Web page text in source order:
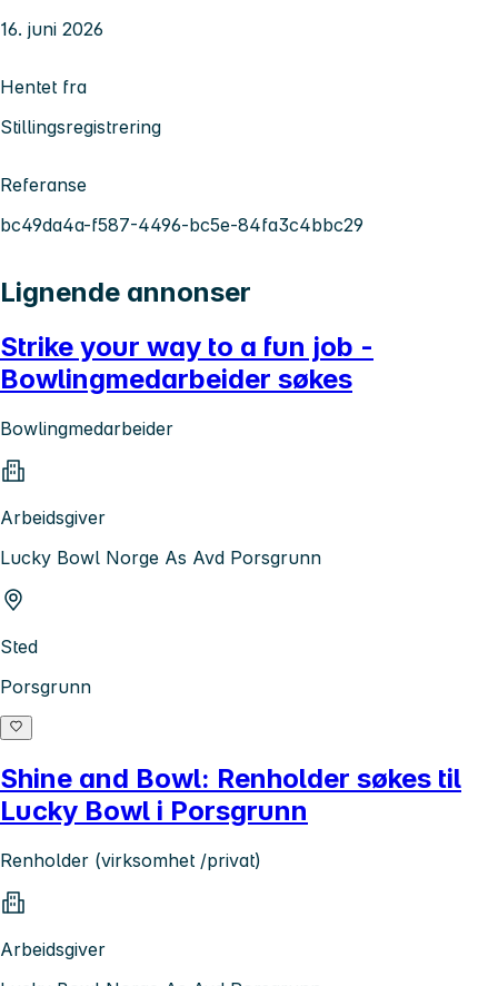
16. juni 2026
Hentet fra
Stillingsregistrering
Referanse
bc49da4a-f587-4496-bc5e-84fa3c4bbc29
Lignende annonser
Strike your way to a fun job -
Bowlingmedarbeider søkes
Bowlingmedarbeider
Arbeidsgiver
Lucky Bowl Norge As Avd Porsgrunn
Sted
Porsgrunn
Shine and Bowl: Renholder søkes til
Lucky Bowl i Porsgrunn
Renholder (virksomhet /privat)
Arbeidsgiver